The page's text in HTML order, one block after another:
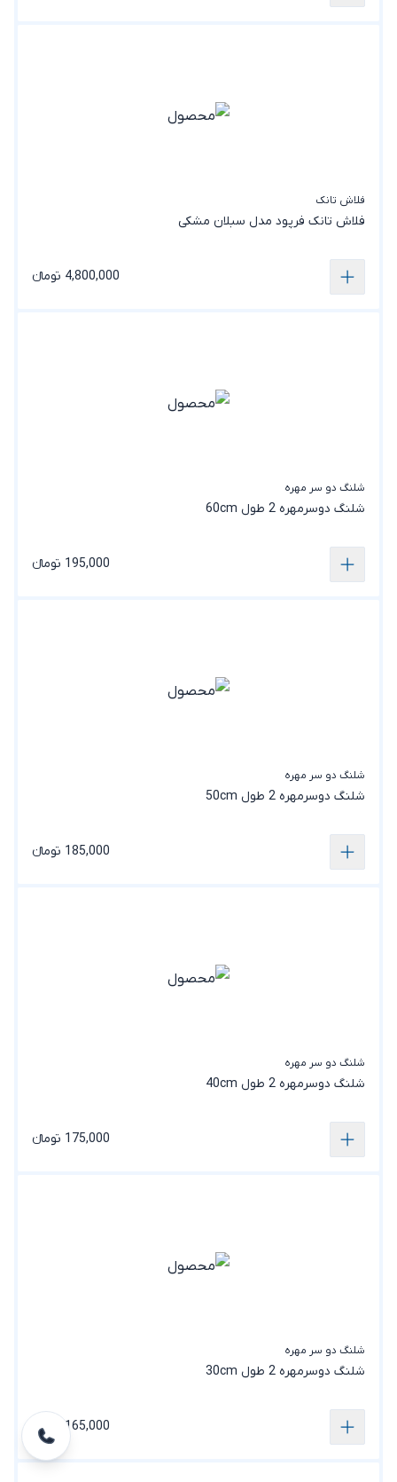
فلاش تانک
فلاش تانک فرپود مدل سبلان مشکی
4,800,000 تومانء
شلنگ دو سر مهره
شلنگ دوسرمهره 2 طول 60cm
195,000 تومانء
شلنگ دو سر مهره
شلنگ دوسرمهره 2 طول 50cm
185,000 تومانء
شلنگ دو سر مهره
شلنگ دوسرمهره 2 طول 40cm
175,000 تومانء
شلنگ دو سر مهره
شلنگ دوسرمهره 2 طول 30cm
165,000 تومانء